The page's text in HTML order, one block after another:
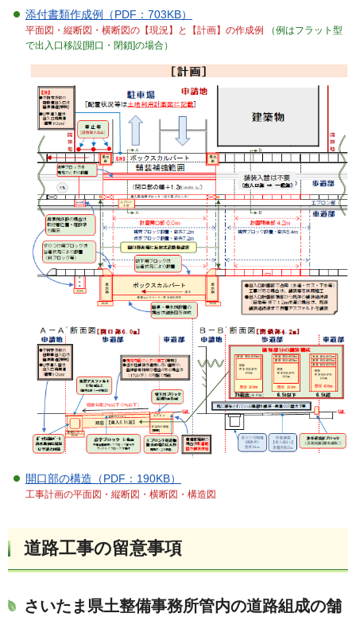
添付書類作成例（PDF：703KB）
平面図・縦断図・横断図の【現況】と【計画】の作成例
（例はフラット型
で出入口移設[開口・閉鎖]の場合）
開口部の構造（PDF：190KB）
工事計画の平面図・縦断図・横断図・構造図
道路工事の留意事項
さいたま県土整備事務所管内の道路組成の舗